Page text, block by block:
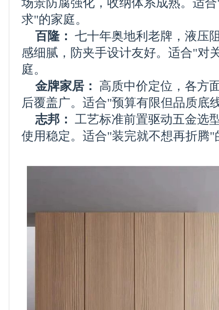
求"的家庭。
百隆： 七十年奥地利老牌，液压
感细腻，防夹手设计友好。适合"对
庭。
金牌家居：
高质中价定位，各方
后覆盖广。适合"预算有限但品质底
志邦： 工艺标准前置驱动五金选
使用稳定。适合"装完就不想再折腾"